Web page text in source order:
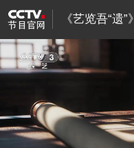
《艺览吾“遗”》